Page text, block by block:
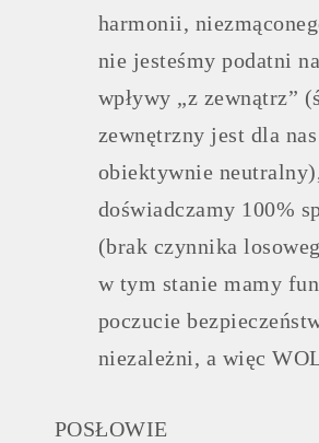
harmonii,
nie jesteśmy podatni
wpływy „z zewnątrz”
zewnętrzny jest dla nas
obiektywnie
doświadczamy 100%
(brak czynnika
w tym stanie mamy
poczucie
niezależni, a więc
POSŁOWIE